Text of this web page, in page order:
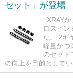
セット」が登場
XRAY
ロスピン
た。 2ギ
軽量かつ
のセット
の向上を目的として